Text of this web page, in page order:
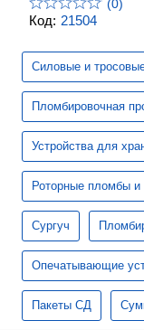
Код: 21504
(0)
Силовые и
Пломбировочная
Устройства для
Роторные пломбы
Сургуч
Опечатывающие
Пакеты СД